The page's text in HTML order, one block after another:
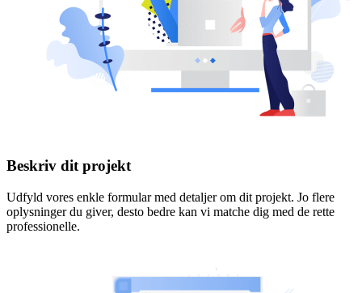
Beskriv dit projekt
Udfyld vores enkle formular med detaljer om dit projekt. Jo flere
oplysninger du giver, desto bedre kan vi matche dig med de rette
professionelle.